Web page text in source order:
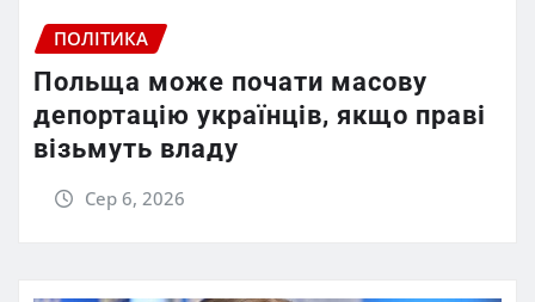
ПОЛІТИКА
Польща може почати масову
депортацію українців, якщо праві
візьмуть владу
Сер 6, 2026